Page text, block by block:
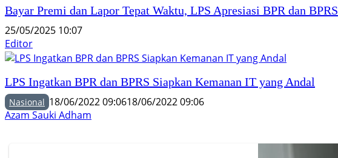
Bayar Premi dan Lapor Tepat Waktu, LPS Apresiasi BPR dan BPRS
25/05/2025 10:07
Editor
LPS Ingatkan BPR dan BPRS Siapkan Kemanan IT yang Andal
Nasional 18/06/2022 09:0618/06/2022 09:06
Azam Sauki Adham